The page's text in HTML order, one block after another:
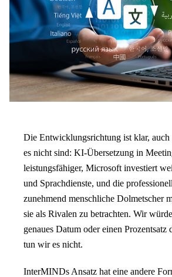
Die Entwicklungsrichtung ist klar, auch
es nicht sind: KI-Übersetzung in
leistungsfähiger, Microsoft investiert
und Sprachdienste, und die
zunehmend menschliche Dolmetscher
sie als Rivalen zu betrachten. Wir
genaues Datum oder einen
tun wir es nicht.
InterMINDs Ansatz hat eine andere